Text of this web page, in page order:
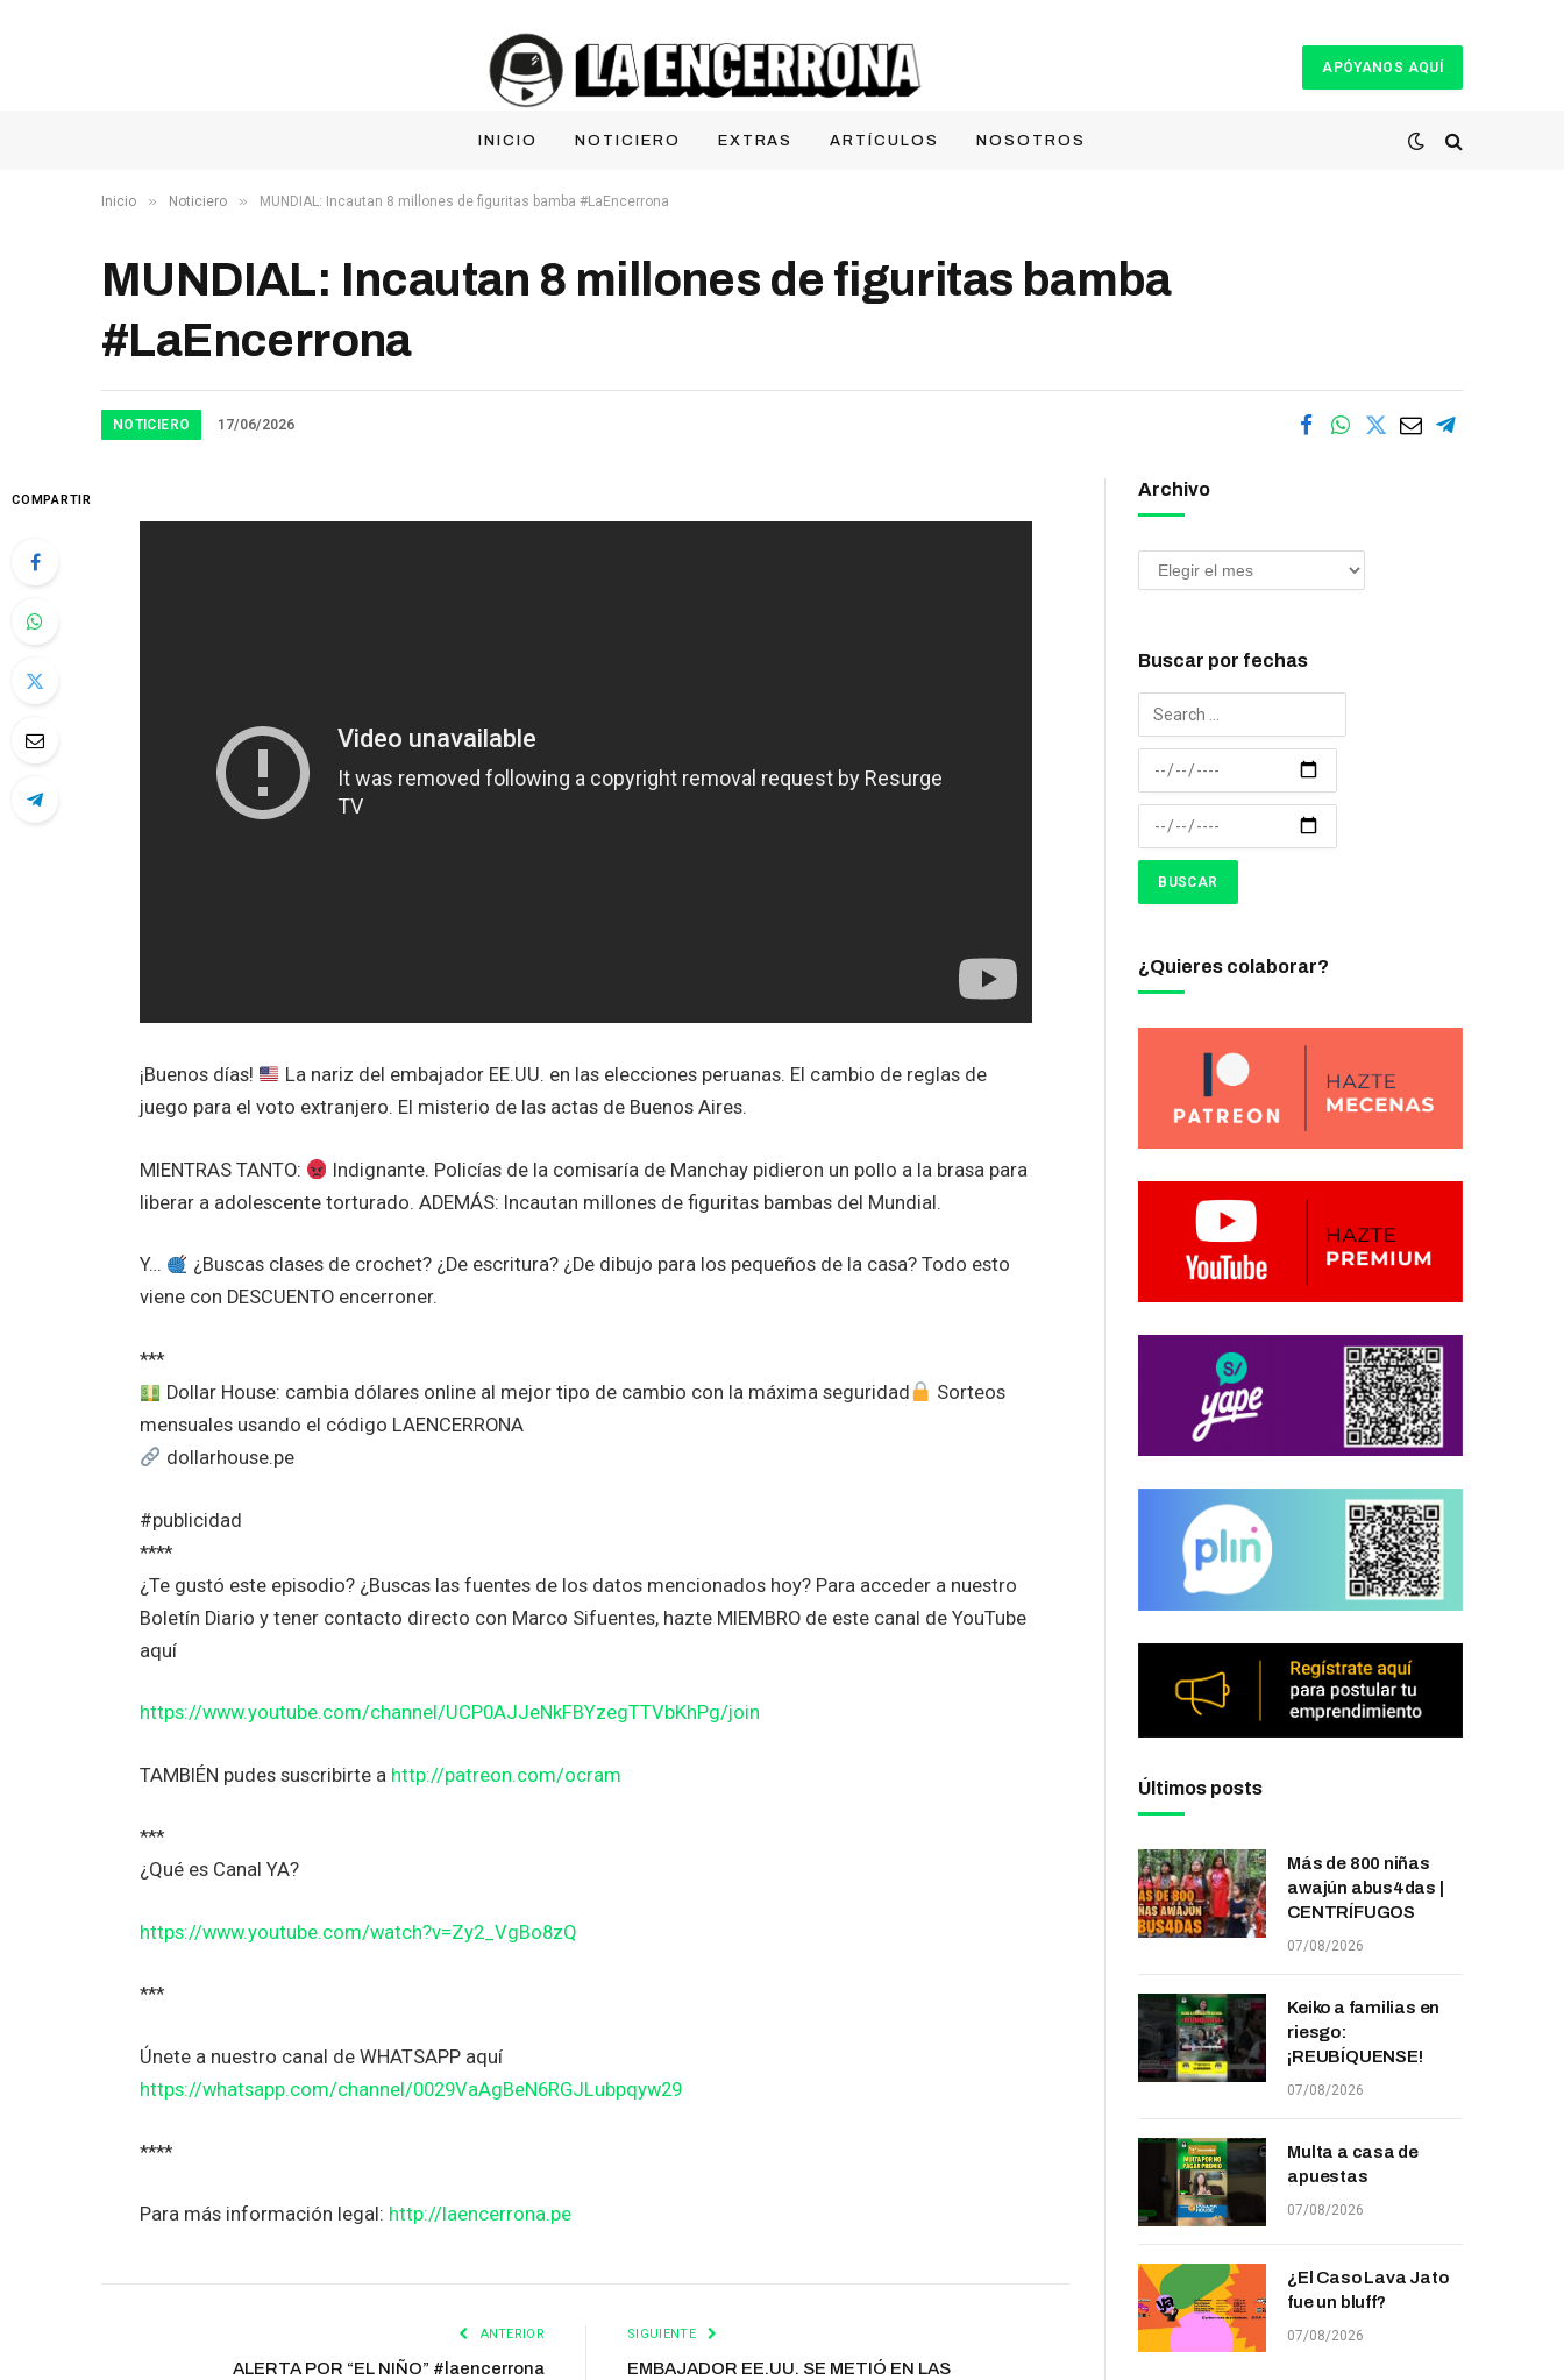
APÓYANOS AQUÍ
INICIO NOTICIERO EXTRAS ARTÍCULOS NOSOTROS
Inicio » Noticiero » MUNDIAL: Incautan 8 millones de figuritas bamba #LaEncerrona
MUNDIAL: Incautan 8 millones de figuritas bamba
#LaEncerrona
NOTICIERO 17/06/2026
COMPARTIR
¡Buenos días!
La nariz del embajador EE.UU. en las elecciones peruanas. El cambio de reglas de
juego para el voto extranjero. El misterio de las actas de Buenos Aires.
MIENTRAS TANTO:
Indignante. Policías de la comisaría de Manchay pidieron un pollo a la brasa para
liberar a adolescente torturado. ADEMÁS: Incautan millones de figuritas bambas del Mundial.
Y…
¿Buscas clases de crochet? ¿De escritura? ¿De dibujo para los pequeños de la casa? Todo esto
viene con DESCUENTO encerroner.
***
Dollar House: cambia dólares online al mejor tipo de cambio con la máxima seguridad
Sorteos
mensuales usando el código LAENCERRONA
dollarhouse.pe
#publicidad
****
¿Te gustó este episodio? ¿Buscas las fuentes de los datos mencionados hoy? Para acceder a nuestro
Boletín Diario y tener contacto directo con Marco Sifuentes, hazte MIEMBRO de este canal de YouTube
aquí
https://www.youtube.com/channel/UCP0AJJeNkFBYzegTTVbKhPg/join
TAMBIÉN pudes suscribirte a http://patreon.com/ocram
***
¿Qué es Canal YA?
https://www.youtube.com/watch?v=Zy2_VgBo8zQ
***
Únete a nuestro canal de WHATSAPP aquí
https://whatsapp.com/channel/0029VaAgBeN6RGJLubpqyw29
****
Para más información legal: http://laencerrona.pe
ANTERIOR
ALERTA POR “EL NIÑO” #laencerrona
SIGUIENTE
EMBAJADOR EE.UU. SE METIÓ EN LAS
Archivo
Buscar por fechas
¿Quieres colaborar?
Últimos posts
Más de 800 niñas
awajún abus4das |
CENTRÍFUGOS
07/08/2026
Keiko a familias en
riesgo:
¡REUBÍQUENSE!
07/08/2026
Multa a casa de
apuestas
07/08/2026
¿El Caso Lava Jato
fue un bluff?
07/08/2026